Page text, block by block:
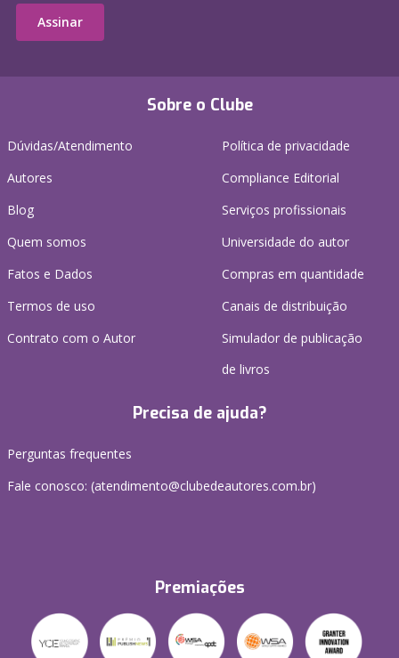
Sobre o Clube
Dúvidas/Atendimento
Autores
Blog
Quem somos
Fatos e Dados
Termos de uso
Contrato com o Autor
Política de privacidade
Compliance Editorial
Serviços profissionais
Universidade do autor
Compras em quantidade
Canais de distribuição
Simulador de publicação
de livros
Precisa de ajuda?
Perguntas frequentes
Fale conosco: (atendimento@clubedeautores.com.br)
Premiações
Assinar